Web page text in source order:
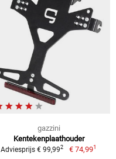
gazzini
Kentekenplaathouder
Adviesprijs € 99,992 € 74,991